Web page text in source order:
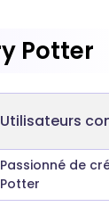
Potter
Utilisateurs
Passionné de
Potter